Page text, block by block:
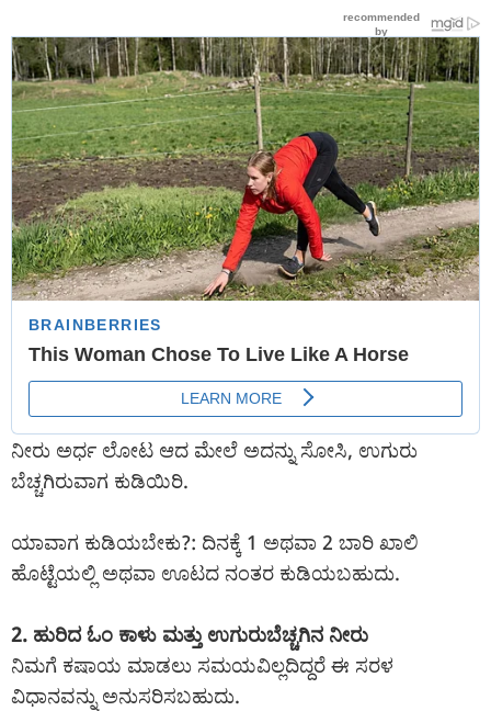
ನೀರು ಅರ್ಧ ಲೋಟ ಆದ ಮೇಲೆ ಅದನ್ನು ಸೋಸಿ, ಉಗುರು
ಬೆಚ್ಚಗಿರುವಾಗ ಕುಡಿಯಿರಿ.
ಯಾವಾಗ ಕುಡಿಯಬೇಕು?: ದಿನಕ್ಕೆ 1 ಅಥವಾ 2 ಬಾರಿ ಖಾಲಿ
ಹೊಟ್ಟೆಯಲ್ಲಿ ಅಥವಾ ಊಟದ ನಂತರ ಕುಡಿಯಬಹುದು.
2. ಹುರಿದ ಓಂ ಕಾಳು ಮತ್ತು ಉಗುರುಬೆಚ್ಚಗಿನ ನೀರು
ನಿಮಗೆ ಕಷಾಯ ಮಾಡಲು ಸಮಯವಿಲ್ಲದಿದ್ದರೆ ಈ ಸರಳ
ವಿಧಾನವನ್ನು ಅನುಸರಿಸಬಹುದು.